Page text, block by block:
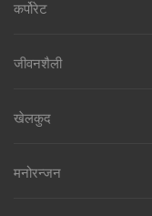
कर्पोरेट
जीवनशैली
खेलकुद
मनोरन्जन